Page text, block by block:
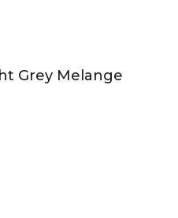
Grey Melange